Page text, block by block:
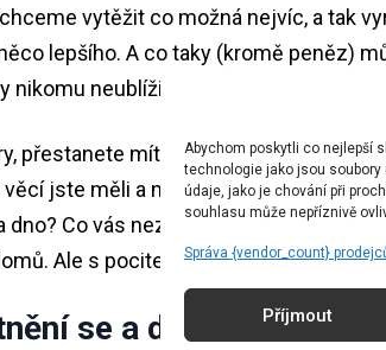
Abychom poskytli co nejlepší
technologie jako jsou
údaje, jako je chování při
souhlasu může nepříznivě
Správa {vendor_count}
Příjmout
vytěžit co možná nejvíc, a tak
lepšího. A co taky (kromě peněz)
nikomu neublížilo, ba naopak!
přestanete mít předsudky a změníte
jste měli a nepotřebovali a že si
dno? Co vás nezabije, to vás posílí! A
Ale s pocitem, že nikdy v
se a dospění